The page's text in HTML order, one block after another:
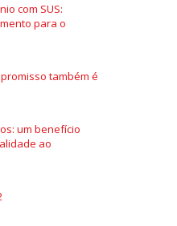
com SUS:
para o
também é
um benefício
ao